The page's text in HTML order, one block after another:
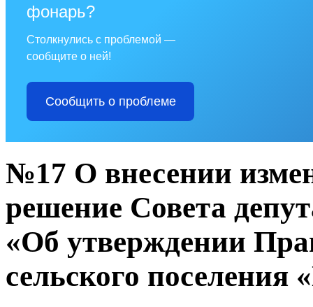
фонарь?
Столкнулись с проблемой —
сообщите о ней!
Сообщить о проблеме
№17 О внесении
решение Совета
«Об утверждении
сельского